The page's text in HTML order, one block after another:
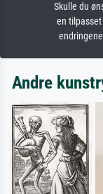
Skulle du
en
Andre